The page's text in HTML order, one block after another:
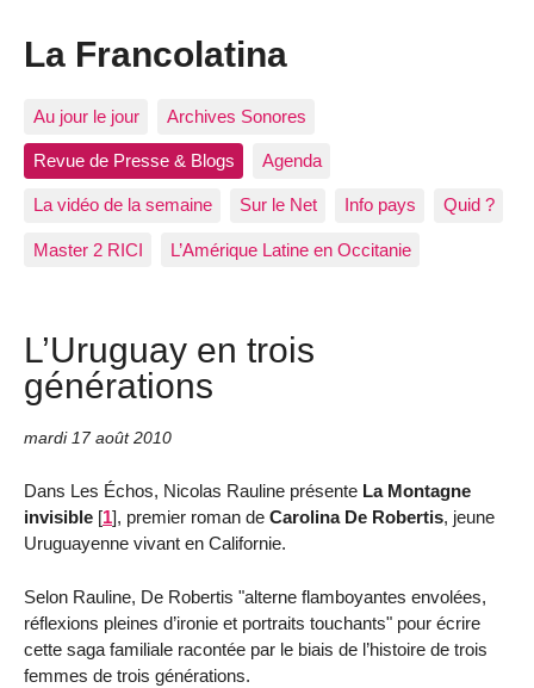
La Francolatina
Au jour le jour Archives Sonores
Revue de Presse & Blogs Agenda
La vidéo de la semaine Sur le Net Info pays Quid ?
Master 2 RICI L’Amérique Latine en Occitanie
L’Uruguay en trois
générations
mardi 17 août 2010
Dans Les Échos, Nicolas Rauline présente La Montagne
invisible [1], premier roman de Carolina De Robertis, jeune
Uruguayenne vivant en Californie.
Selon Rauline, De Robertis "alterne flamboyantes envolées,
réflexions pleines d’ironie et portraits touchants" pour écrire
cette saga familiale racontée par le biais de l’histoire de trois
femmes de trois générations.